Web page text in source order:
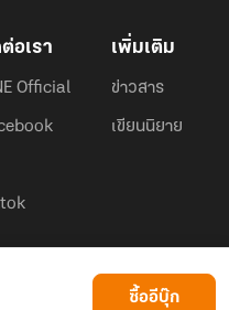
ซื้ออีบุ๊ก
อเรา
Official
เพิ่มเติม
ข่าวสาร
เขียนนิยาย
ช้ให้ดียิ่งขึ้น
ยอมรับ